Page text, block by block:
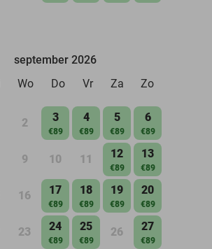
september 2026
Wo Do Vr Za Zo
2 3
€89
4
€89
5
€89
6
€89
9 10 11 12
€89
13
€89
16 17
€89
18
€89
19
€89
20
€89
23 24
€89
25
€89
26 27
€89